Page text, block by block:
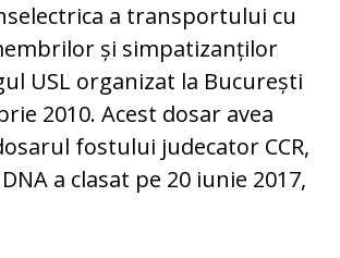
a transportului cu
și simpatizanților
USL organizat la București
2010. Acest dosar avea
fostului judecator CCR,
a clasat pe 20 iunie 2017,